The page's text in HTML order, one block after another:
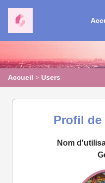
Accueil > Users
Profil
Nom